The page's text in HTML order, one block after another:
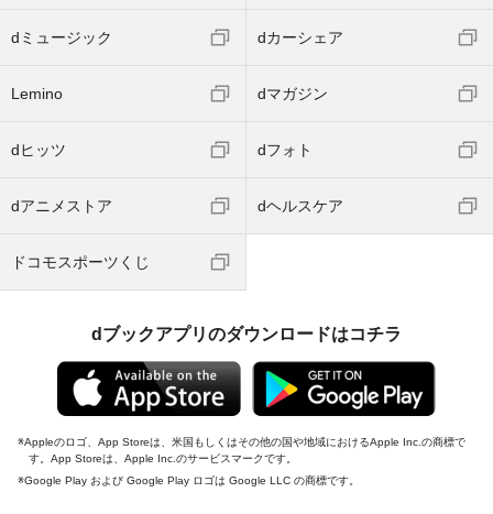
dミュージック dカーシェア
Lemino dマガジン
dヒッツ dフォト
dアニメストア dヘルスケア
ドコモスポーツくじ
dブックアプリのダウンロードはコチラ
Appleのロゴ、App Storeは、米国もしくはその他の国や地域におけるApple Inc.の商標で
す。App Storeは、Apple Inc.のサービスマークです。
Google Play および Google Play ロゴは Google LLC の商標です。